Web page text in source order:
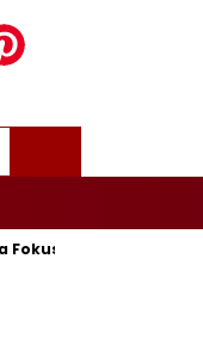
Siapkan Bukti di